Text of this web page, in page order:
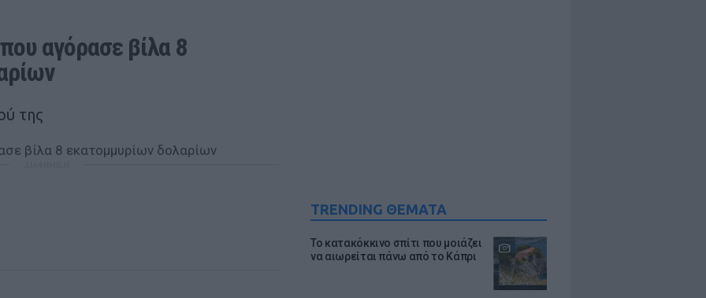
TRENDING ΘΕΜΑΤΑ
Το κατακόκκινο σπίτι που μοιάζει
να αιωρείται πάνω από το Κάπρι
αγόρασε βίλα 8
της